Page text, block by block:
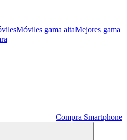
Móviles gama altaMejores gama
Compra Smartphone